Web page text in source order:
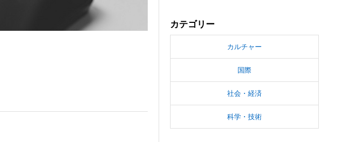
カテゴリー
カルチャー
国際
社会・経済
科学・技術